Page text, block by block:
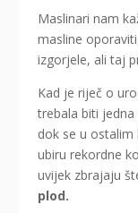
Maslinari nam
masline
izgorjele, ali taj
Kad je riječ o
trebala biti
dok se u ostalim
ubiru rekordne
uvijek zbrajaju
plod.